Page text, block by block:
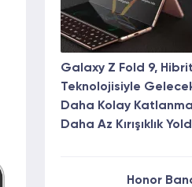
Galaxy Z Fold 9,
Teknolojisiyle
Daha Kolay
Daha Az Kırışıklık
Honor